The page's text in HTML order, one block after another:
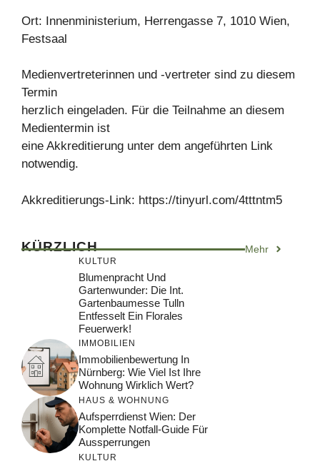
Ort: Innenministerium, Herrengasse 7, 1010 Wien,
Festsaal
Medienvertreterinnen und -vertreter sind zu diesem
Termin
herzlich eingeladen. Für die Teilnahme an diesem
Medientermin ist
eine Akkreditierung unter dem angeführten Link
notwendig.
Akkreditierungs-Link: https://tinyurl.com/4tttntm5
KÜRZLICH Mehr
KULTUR
Blumenpracht Und
Gartenwunder: Die Int.
Gartenbaumesse Tulln
Entfesselt Ein Florales
Feuerwerk!
IMMOBILIEN
Immobilienbewertung In
Nürnberg: Wie Viel Ist Ihre
Wohnung Wirklich Wert?
HAUS & WOHNUNG
Aufsperrdienst Wien: Der
Komplette Notfall-Guide Für
Aussperrungen
KULTUR